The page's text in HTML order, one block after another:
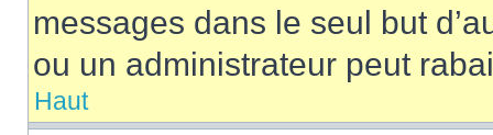
messages dans le seul but
ou un administrateur peut
Haut